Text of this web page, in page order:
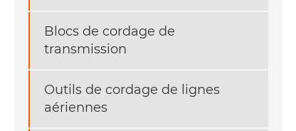
Blocs de cordage de
transmission
Outils de cordage de lignes
aériennes